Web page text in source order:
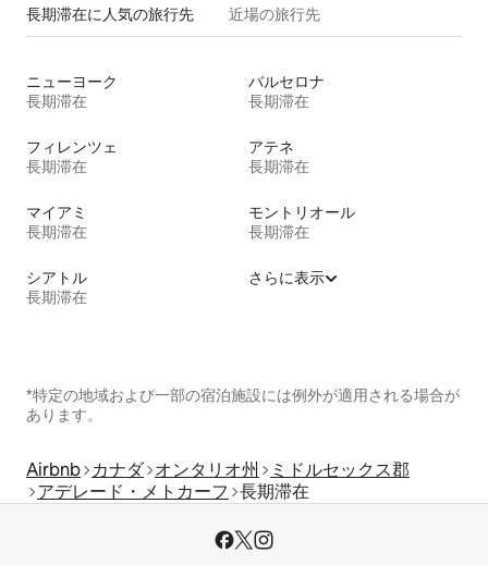
長期滞在に人気の旅行先 近場の旅行先
ニューヨーク
長期滞在
バルセロナ
長期滞在
フィレンツェ
長期滞在
アテネ
長期滞在
マイアミ
長期滞在
モントリオール
長期滞在
シアトル
長期滞在
さらに表示
*特定の地域および一部の宿泊施設には例外が適用される場合が
あります。
Airbnb カナダ オンタリオ州
ミドルセックス郡
アデレード・メトカーフ 長期滞在